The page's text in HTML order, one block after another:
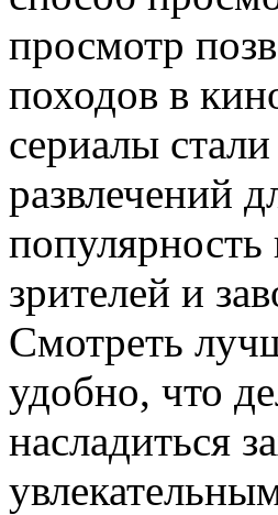
просмотр
походов в
сериалы
развлечений
зрителей и
Смотреть
удобно, что
насладиться